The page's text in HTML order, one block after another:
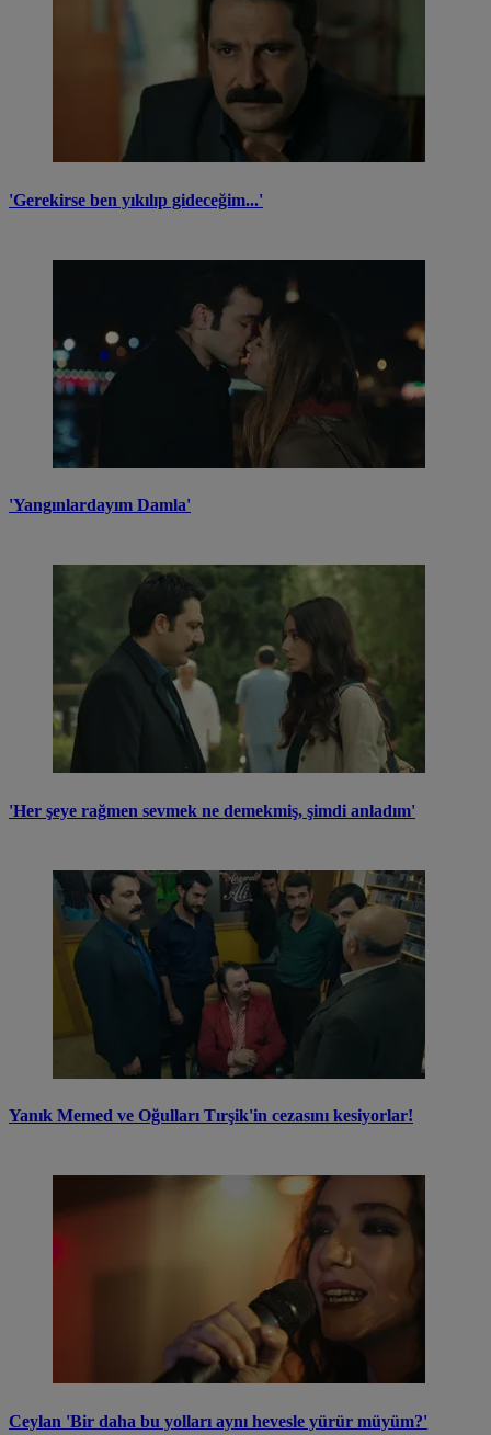
'Gerekirse ben yıkılıp gideceğim...'
'Yangınlardayım Damla'
'Her şeye rağmen sevmek ne demekmiş, şimdi anladım'
Yanık Memed ve Oğulları Tırşik'in cezasını kesiyorlar!
Ceylan 'Bir daha bu yolları aynı hevesle yürür müyüm?'